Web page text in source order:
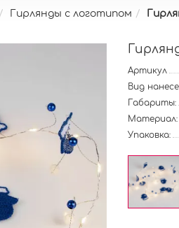
Гирлянды с логотипом
Артикул
Вид
Габариты:
Материал:
Упаковка: